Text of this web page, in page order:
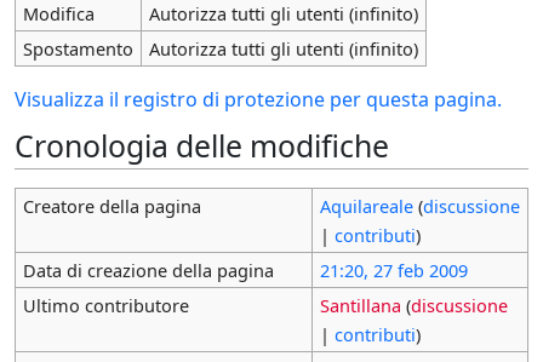
Modifica
Autorizza tutti gli utenti (infinito)
Spostamento
Autorizza tutti gli utenti (infinito)
Visualizza il registro di protezione per questa pagina.
Cronologia delle modifiche
Creatore della pagina Aquilareale (discussione
| contributi)
Data di creazione della pagina
21:20, 27 feb 2009
Ultimo contributore
Santillana (discussione
| contributi)